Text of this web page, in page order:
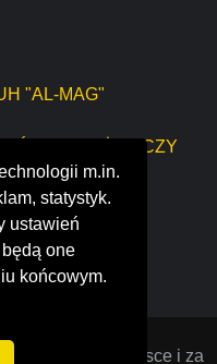
m.in.
statystyk.
ustawień
one
końcowym.
"AL-MAG"
założonych w Polsce i za